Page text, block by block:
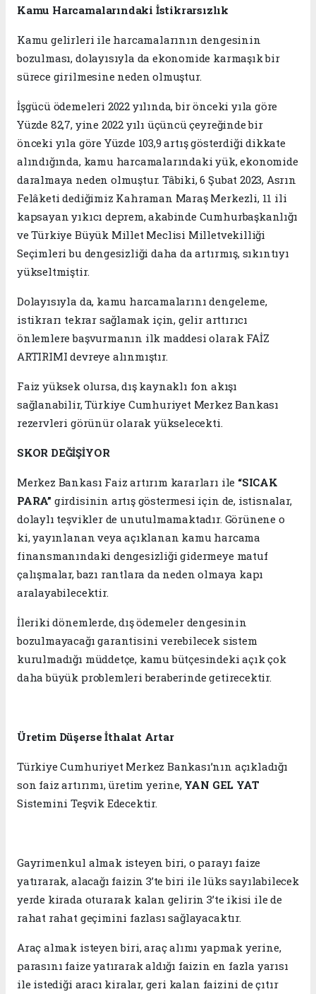
Kamu Harcamalarındaki İstikrarsızlık
Kamu gelirleri ile harcamalarının dengesinin
bozulması, dolayısıyla da ekonomide karmaşık bir
sürece girilmesine neden olmuştur.
İşgücü ödemeleri 2022 yılında, bir önceki yıla göre
Yüzde 82,7, yine 2022 yılı üçüncü çeyreğinde bir
önceki yıla göre Yüzde 103,9 artış gösterdiği dikkate
alındığında, kamu harcamalarındaki yük, ekonomide
daralmaya neden olmuştur. Tâbiki, 6 Şubat 2023, Asrın
Felâketi dediğimiz Kahraman Maraş Merkezli, 11 ili
kapsayan yıkıcı deprem, akabinde Cumhurbaşkanlığı
ve Türkiye Büyük Millet Meclisi Milletvekilliği
Seçimleri bu dengesizliği daha da artırmış, sıkıntıyı
yükseltmiştir.
Dolayısıyla da, kamu harcamalarını dengeleme,
istikrarı tekrar sağlamak için, gelir arttırıcı
önlemlere başvurmanın ilk maddesi olarak FAİZ
ARTIRIMI devreye alınmıştır.
Faiz yüksek olursa, dış kaynaklı fon akışı
sağlanabilir, Türkiye Cumhuriyet Merkez Bankası
rezervleri görünür olarak yükselecekti.
SKOR DEĞİŞİYOR
Merkez Bankası Faiz artırım kararları ile “SICAK
PARA” girdisinin artış göstermesi için de, istisnalar,
dolaylı teşvikler de unutulmamaktadır. Görünene o
ki, yayınlanan veya açıklanan kamu harcama
finansmanındaki dengesizliği gidermeye matuf
çalışmalar, bazı rantlara da neden olmaya kapı
aralayabilecektir.
İleriki dönemlerde, dış ödemeler dengesinin
bozulmayacağı garantisini verebilecek sistem
kurulmadığı müddetçe, kamu bütçesindeki açık çok
daha büyük problemleri beraberinde getirecektir.
Üretim Düşerse İthalat Artar
Türkiye Cumhuriyet Merkez Bankası’nın açıkladığı
son faiz artırımı, üretim yerine, YAN GEL YAT
Sistemini Teşvik Edecektir.
Gayrimenkul almak isteyen biri, o parayı faize
yatırarak, alacağı faizin 3’te biri ile lüks sayılabilecek
yerde kirada oturarak kalan gelirin 3’te ikisi ile de
rahat rahat geçimini fazlası sağlayacaktır.
Araç almak isteyen biri, araç alımı yapmak yerine,
parasını faize yatırarak aldığı faizin en fazla yarısı
ile istediği aracı kiralar, geri kalan faizini de çıtır